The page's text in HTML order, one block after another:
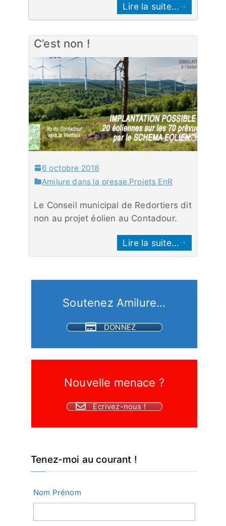
Lire la suite...
C’est non !
6 octobre 2018
Amilure dans la presse,Projets EnR
Le Conseil municipal de Redortiers dit
non au projet éolien au Contadour.
Lire la suite...
Soutenez Amilure...
DONNEZ
Nouvelle menace ?
Ecrivez-nous !
Tenez-moi au courant !
Nom Prénom